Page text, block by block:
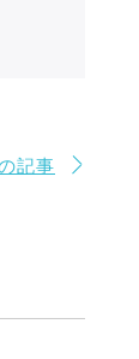
記事